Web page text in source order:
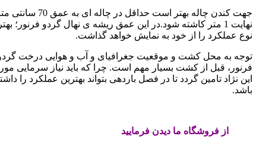
جهت کندن چاله بهتر است حداقل در چاله ای به
نهایت 1 متر کاشته شود.در این عمق ریشه ی نهال گردو فرنور؛
نوع عملکرد را از خود به نمایش خواهد گذاشت.
توجه به محل کشت و موقعیت جغرافیای و آب و هوایی درخت
فرنور، قبل از کشت بسیار مهم است. چرا که باید نیاز سرمایی
این نژاد تامین گردد تا در فصل باردهی بتواند بهترین عملکرد را
باشد.
از فروشگاه ما دیدن فرمایید